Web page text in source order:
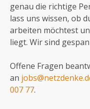
genau die richtige
lass uns wissen, ob
arbeiten möchtest
liegt. Wir sind
Offene Fragen
an
007 77.